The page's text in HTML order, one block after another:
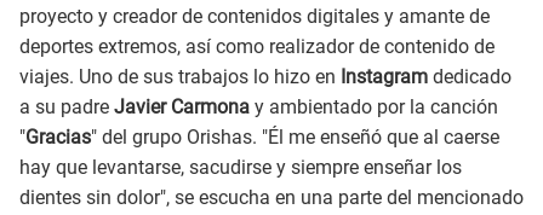
proyecto y creador de contenidos digitales y amante de
deportes extremos, así como realizador de contenido de
viajes. Uno de sus trabajos lo hizo en Instagram dedicado
a su padre Javier Carmona y ambientado por la canción
"Gracias" del grupo Orishas. "Él me enseñó que al caerse
hay que levantarse, sacudirse y siempre enseñar los
dientes sin dolor", se escucha en una parte del mencionado